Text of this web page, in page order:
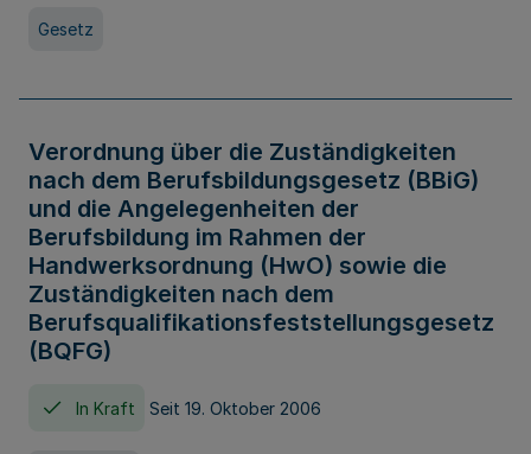
Gesetz
Verordnung über die Zuständigkeiten
nach dem Berufsbildungsgesetz (BBiG)
und die Angelegenheiten der
Berufsbildung im Rahmen der
Handwerksordnung (HwO) sowie die
Zuständigkeiten nach dem
Berufsqualifikationsfeststellungsgesetz
(BQFG)
In Kraft Seit 19. Oktober 2006